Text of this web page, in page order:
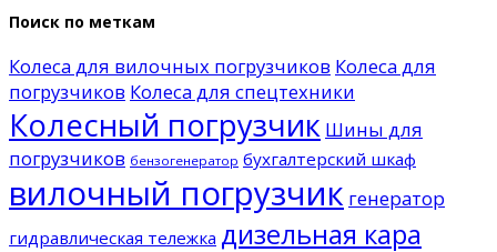
Поиск по меткам
Колеса для вилочных погрузчиков Колеса для
погрузчиков Колеса для спецтехники
Колесный погрузчик Шины для
погрузчиков бензогенератор бухгалтерский шкаф
вилочный погрузчик генератор
гидравлическая тележка дизельная кара